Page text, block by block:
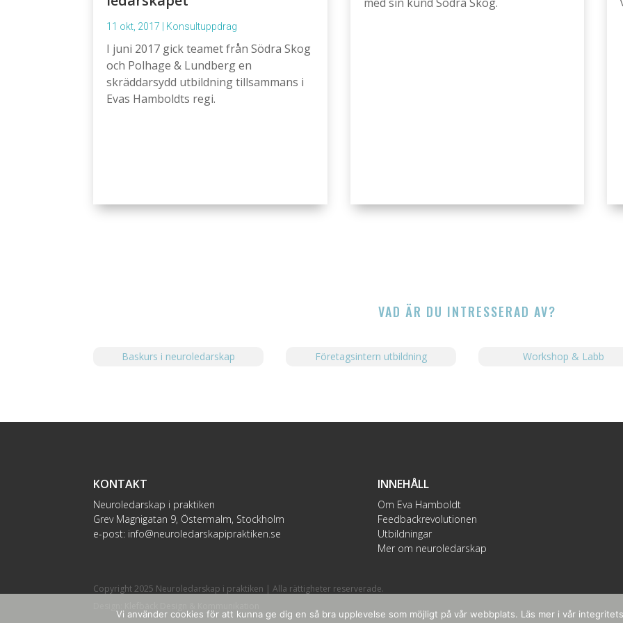
11 okt, 2017 Konsultuppdrag
I juni 2017 gick teamet från Södra Skog
och Polhage & Lundberg en
skräddarsydd utbildning tillsammans i
Evas Hamboldts regi.
med sin kund Södra Skog.
VAD ÄR DU INTRESSERAD AV?
Baskurs i neuroledarskap Företagsintern utbildning Workshop & Labb
KONTAKT
Neuroledarskap i praktiken
Grev Magnigatan 9, Östermalm, Stockholm
e-post: info@neuroledarskapipraktiken.se
INNEHÅLL
Om Eva Hamboldt
Feedbackrevolutionen
Utbildningar
Mer om neuroledarskap
Copyright 2025 Neuroledarskap i praktiken | Alla rättigheter reserverade.
Vi använder cookies för att kunna ge dig en så bra upplevelse som möjligt på vår webbplats. Läs mer i vår